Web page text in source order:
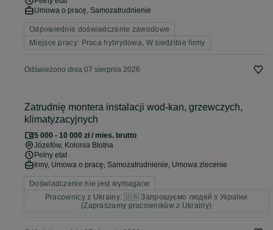
Umowa o pracę, Samozatrudnienie
Odpowiednie doświadczenie zawodowe
Miejsce pracy: Praca hybrydowa, W siedzibie firmy
Odświeżono dnia 07 sierpnia 2026
Zatrudnię montera instalacji wod-kan, grzewczych,
klimatyzacyjnych
5 000 - 10 000 zł / mies. brutto
Józefów, Kolonia Błotna
Pełny etat
Inny, Umowa o pracę, Samozatrudnienie, Umowa zlecenie
Doświadczenie nie jest wymagane
Pracownicy z Ukrainy: 🇺🇦 Запрошуємо людей з України
(Zapraszamy pracowników z Ukrainy)